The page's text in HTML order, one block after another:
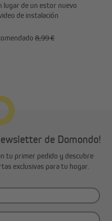
lugar de un estor nuevo
de instalación
8,99 €
de Domondo!
tu primer pedido y descubre
exclusivas para tu hogar.